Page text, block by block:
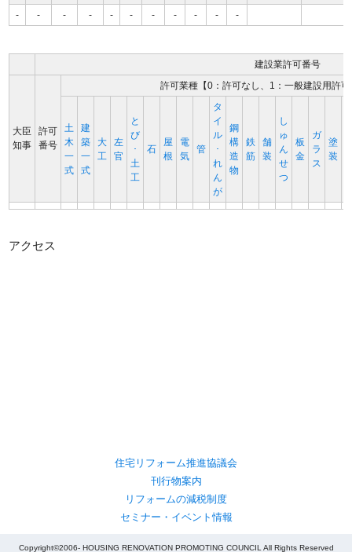
- - - - - - - - - - -
建設業許可番号
大臣
知事
許可
番号
許可業種【0：許可なし、1：一般建設用許
土
木
一
式
建
築
一
式
大
工
左
官
と
び
･
土
工
石
屋
根
電
気
管
タ
イ
ル
･
れ
ん
が
鋼
構
造
物
鉄
筋
舗
装
し
ゅ
ん
せ
つ
板
金
ガ
ラ
ス
塗
装
アクセス
住宅リフォーム推進協議会
刊行物案内
リフォームの減税制度
セミナー・イベント情報
Copyright©2006- HOUSING RENOVATION PROMOTING COUNCIL All Rights Reserved